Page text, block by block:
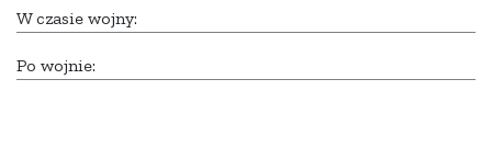
W czasie wojny:
Po wojnie: